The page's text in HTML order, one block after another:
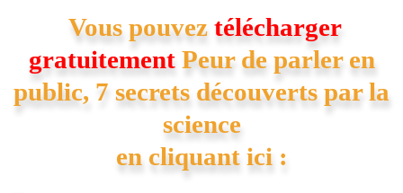
Vous pouvez télécharger
gratuitementPeur de parler en
public, 7 secrets découverts par la
science
en cliquant ici :